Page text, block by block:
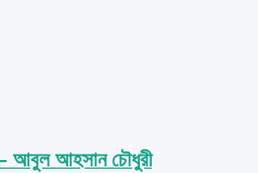
– আবুল আহসান চৌধুরী